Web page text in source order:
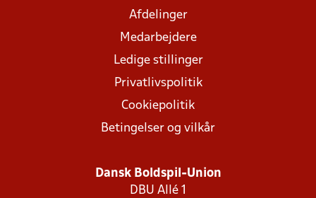
Afdelinger
Medarbejdere
Ledige stillinger
Privatlivspolitik
Cookiepolitik
Betingelser og vilkår
Dansk Boldspil-Union
DBU Allé 1